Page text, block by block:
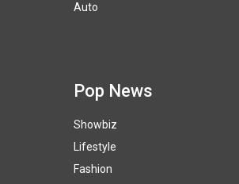
Auto
Pop News
Showbiz
Lifestyle
Fashion